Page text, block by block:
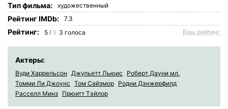
Tип фильма: художественный
Рейтинг IMDb: 7.3
Рейтинг: 5 / 5 3 голоса Ваш рейтинг
Актеры:
Вуди Харрельсон Джульетт Льюис
Роберт Дауни мл.
Томми Ли Джоунс Том Сайзмор Родни Дэнжерфилд
Расселл Минз Прюитт Тэйлор